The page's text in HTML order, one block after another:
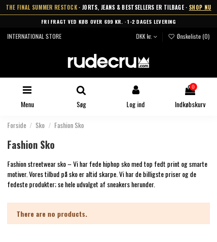
THE FINAL SUMMER RESTOCK · JORTS, JEANS & BESTSELLERS ER TILBAGE · SHOP NU
FRI FRAGT VED KØB OVER 699 KR. · 1-2 DAGES LEVERING
INTERNATIONAL STORE DKK kr. Ønskeliste (0)
Menu Søg Log ind
0
Indkøbskurv
Forside Sko Fashion Sko
Fashion Sko
Fashion streetwear sko – Vi har fede hiphop sko med top fedt print og smarte
motiver. Vores tilbud på sko er altid skarpe. Vi har de billigste priser og de
fedeste produkter; se hele udvalget af sneakers herunder.
There are no products.